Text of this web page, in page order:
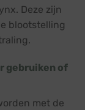
Deze zijn
blootstelling
gebruiken of
met de